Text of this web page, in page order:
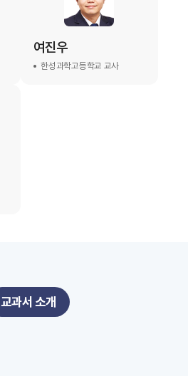
여진우
한성과학고등학교 교사
교과서 소개